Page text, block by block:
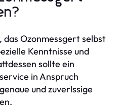
Ozonmessgert selbst
Kenntnisse und
sollte ein
in Anspruch
und zuverlssige